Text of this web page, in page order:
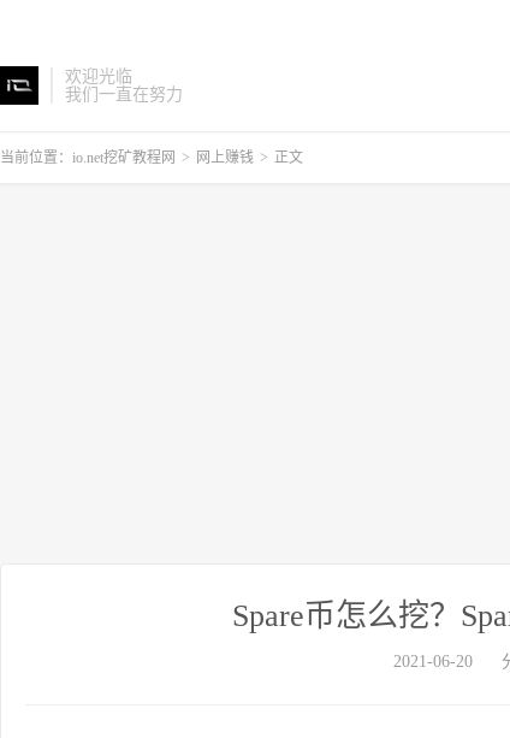
欢迎光临
我们一直在努力
当前位置： io.net挖矿教程网 > 网上赚钱 > 正文
Spare币怎么挖？
2021-06-20